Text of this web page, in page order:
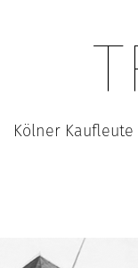
Kölner Kaufleute